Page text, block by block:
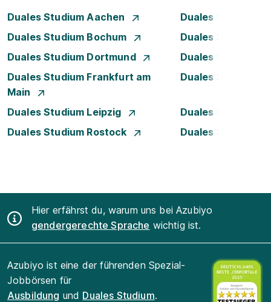
Duales Studium Aachen
Duales Studium
Duales Studium Bochum
Duales Studium
Duales Studium Dortmund
Duales Studium
Duales Studium Frankfurt am
Main
Duales Studium
Duales Studium Leipzig
Duales Studium
Duales Studium Rostock
Duales Studium
Hier erfährst du, warum uns bei Azubiyo
gendergerechte Sprache wichtig ist.
Azubiyo ist eine der führenden Spezial-
Jobbörsen für
Ausbildung und Duales Studium.